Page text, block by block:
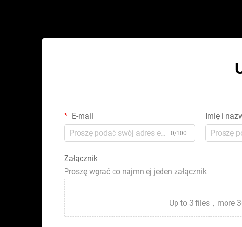
E-mail
0/100
Imię i
Załącznik
Proszę wgrać co najmniej jeden załącznik
Up to 3 files，more